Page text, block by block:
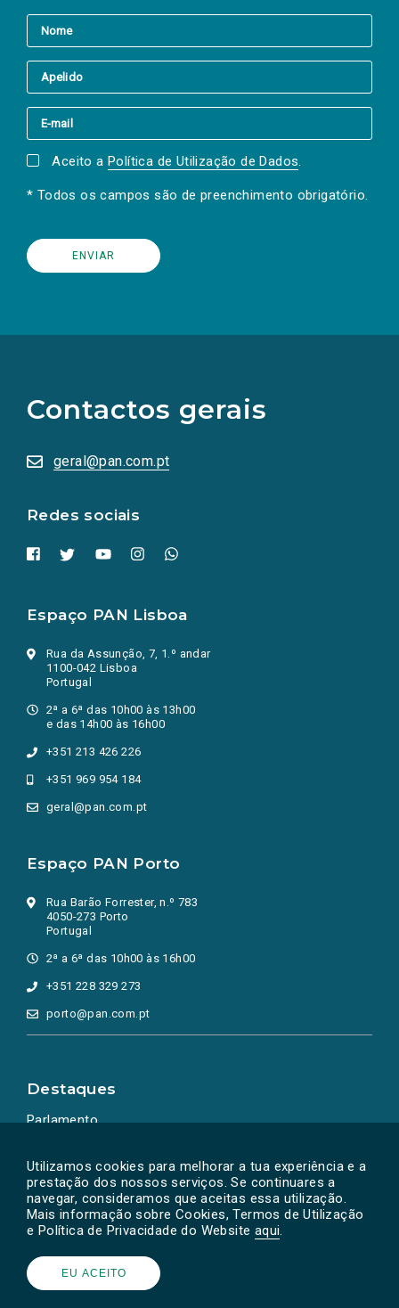
Utilizamos cookies para melhorar a tua experiência e a
prestação dos nossos serviços. Se continuares a
navegar, consideramos que aceitas essa utilização.
Mais informação sobre Cookies, Termos de Utilização
e Política de Privacidade do Website aqui.
EU ACEITO
Aceito a Política de Utilização de Dados.
* Todos os campos são de preenchimento obrigatório.
Contactos gerais
geral@pan.com.pt
Redes sociais
redes
sociais
numa
nova
Espaço PAN Lisboa
Rua da Assunção, 7, 1.º andar
1100-042 Lisboa
Portugal
2ª a 6ª das 10h00 às 13h00
e das 14h00 às 16h00
+351 213 426 226
+351 969 954 184
geral@pan.com.pt
Espaço PAN Porto
Rua Barão Forrester, n.º 783
4050-273 Porto
Portugal
2ª a 6ª das 10h00 às 16h00
+351 228 329 273
porto@pan.com.pt
Destaques
Parlamento
Powered by © PAN 2026